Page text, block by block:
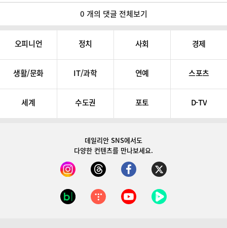
0 개의 댓글 전체보기
오피니언 정치 사회 경제
생활/문화 IT/과학 연예 스포츠
세계 수도권 포토 D-TV
데일리안 SNS에서도
다양한 컨텐츠를 만나보세요.